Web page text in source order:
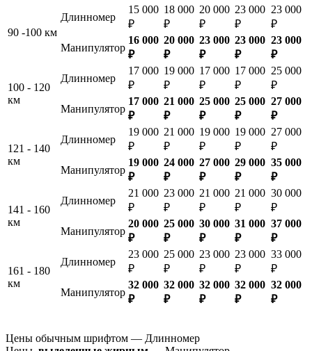
90 -100 км
Длинномер
15 000
₽
18 000
₽
20 000
₽
23 000
₽
23 000
₽
Манипулятор
16 000
₽
20 000
₽
23 000
₽
23 000
₽
23 000
₽
100 - 120
км
Длинномер
17 000
₽
19 000
₽
17 000
₽
17 000
₽
25 000
₽
Манипулятор
17 000
₽
21 000
₽
25 000
₽
25 000
₽
27 000
₽
121 - 140
км
Длинномер
19 000
₽
21 000
₽
19 000
₽
19 000
₽
27 000
₽
Манипулятор
19 000
₽
24 000
₽
27 000
₽
29 000
₽
35 000
₽
141 - 160
км
Длинномер
21 000
₽
23 000
₽
21 000
₽
21 000
₽
30 000
₽
Манипулятор
20 000
₽
25 000
₽
30 000
₽
31 000
₽
37 000
₽
161 - 180
км
Длинномер
23 000
₽
25 000
₽
23 000
₽
23 000
₽
33 000
₽
Манипулятор
32 000
₽
32 000
₽
32 000
₽
32 000
₽
32 000
₽
Цены обычным шрифтом — Длинномер